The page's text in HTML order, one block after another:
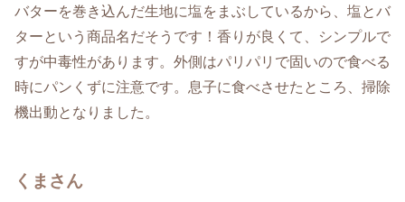
バターを巻き込んだ生地に塩をまぶしているから、塩とバ
ターという商品名だそうです！香りが良くて、シンプルで
すが中毒性があります。外側はパリパリで固いので食べる
時にパンくずに注意です。息子に食べさせたところ、掃除
機出動となりました。
くまさん